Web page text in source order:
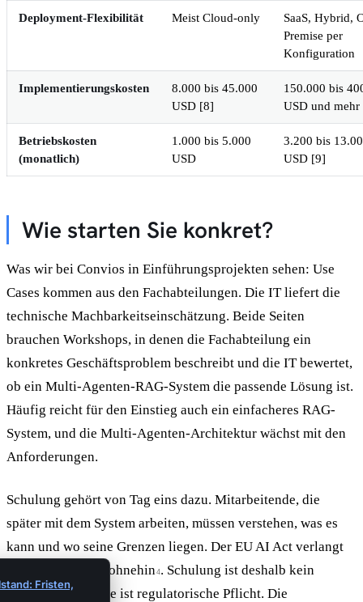
Deployment-Flexibilität Meist Cloud-only
SaaS, Hybrid,
Premise per
Konfiguration
Implementierungskosten
8.000 bis 45.000
USD [8]
150.000 bis
USD und
Betriebskosten
(monatlich)
1.000 bis 5.000
USD
3.200 bis
USD [9]
Wie starten Sie konkret?
Was wir bei Convios in Einführungsprojekten sehen: Use
Cases kommen aus den Fachabteilungen. Die IT liefert die
technische Machbarkeitseinschätzung. Beide Seiten
brauchen Workshops, in denen die Fachabteilung ein
konkretes Geschäftsproblem beschreibt und die IT bewertet,
ob ein Multi-Agenten-RAG-System die passende Lösung ist.
Häufig reicht für den Einstieg auch ein einfacheres RAG-
System, und die Multi-Agenten-Architektur wächst mit den
Anforderungen.
Schulung gehört von Tag eins dazu. Mitarbeitende, die
später mit dem System arbeiten, müssen verstehen, was es
kann und wo seine Grenzen liegen. Der EU AI Act verlangt
diese Kompetenz ohnehin4
Fristen,
. Schulung ist deshalb kein
Zusatzaufwand, sie ist regulatorische Pflicht. Die